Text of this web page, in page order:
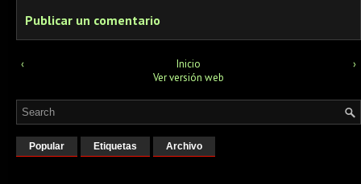
Publicar un comentario
‹ ›
Inicio
Ver versión web
Popular Etiquetas Archivo